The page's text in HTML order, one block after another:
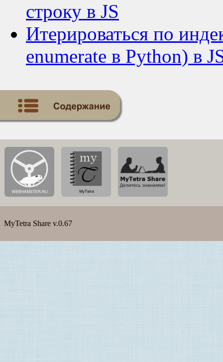
строку в JS
Итерироваться по
enumerate в Python) в
MyTetra Share v.0.67